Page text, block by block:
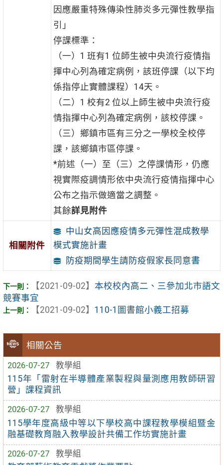
相關公告
2026-07-27
教學組
115年「雷射在半導體產業製程與量測應用教師研習
營」課程資訊
2026-07-27
教學組
115學年度高級中等以下學校高中課程教學模組暨金
融基礎教育融入教學設計共備工作坊實施計畫
2026-07-27
教學組
因應嚴重特殊傳染性肺炎多元彈性教學指
引」
停課標準：
（一）1 班有1 位師生被中央流行疫情指
揮中心列為確定病例，該班停課（以下均
係指停止實體課程）14天。
（二）1 校有2 位以上師生被中央流行疫
情指揮中心列為確定病例，該校停課。
（三）鄉鎮市區有三分之一學校全校停
課，該鄉鎮市區停課。
*前述（一）至（三）之停課情形，仍應
視實際疫調情形依中央流行疫情指揮中心
公布之指示做適當之調整。
其餘詳見附件
相關附件
中山女高因應疫情多元彈性混成教學
模式實施計畫
防疫期間學生請防疫假家長同意書
【2021-09-02】 本校校內高二、三參加北市語文
競賽事宜
【2021-09-02】 110-1圖書館小義工招募